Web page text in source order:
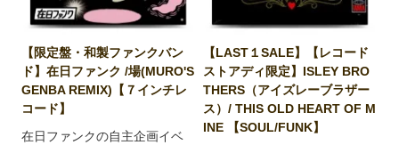
【限定盤・和製ファンクバン
ド】在日ファンク /場(MURO'S
GENBA REMIX)【７インチレ
コード】
在日ファンクの自主企画イベ
【LAST１SALE】【レコード
ストアディ限定】ISLEY BRO
THERS（アイズレーブラザー
ス）/ THIS OLD HEART OF M
INE 【SOUL/FUNK】